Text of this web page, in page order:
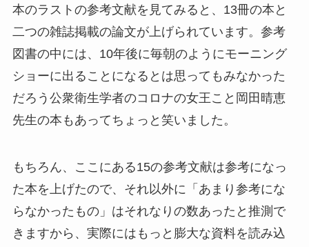
本のラストの参考文献を見てみると、13冊の本と
二つの雑誌掲載の論文が上げられています。参考
図書の中には、10年後に毎朝のようにモーニング
ショーに出ることになるとは思ってもみなかった
だろう公衆衛生学者のコロナの女王こと岡田晴恵
先生の本もあってちょっと笑いました。
もちろん、ここにある15の参考文献は参考になっ
た本を上げたので、それ以外に「あまり参考にな
らなかったもの」はそれなりの数あったと推測で
きますから、実際にはもっと膨大な資料を読み込